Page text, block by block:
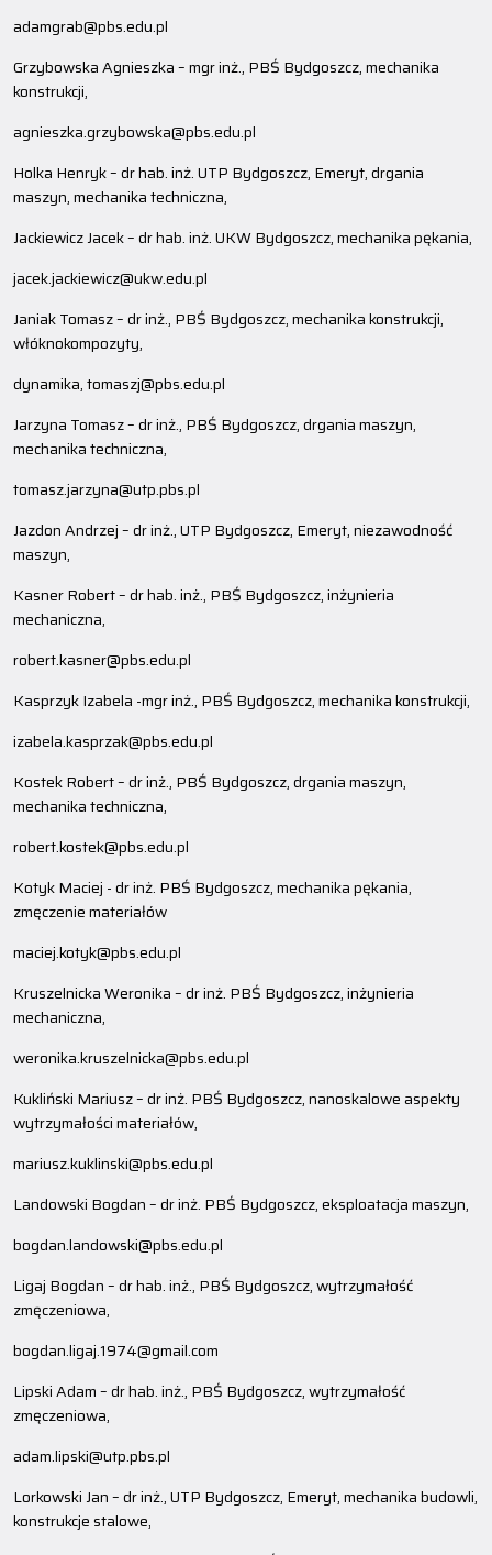
adamgrab@pbs.edu.pl
Grzybowska Agnieszka – mgr inż., PBŚ Bydgoszcz, mechanika
konstrukcji,
agnieszka.grzybowska@pbs.edu.pl
Holka Henryk – dr hab. inż. UTP Bydgoszcz, Emeryt, drgania
maszyn, mechanika techniczna,
Jackiewicz Jacek – dr hab. inż. UKW Bydgoszcz, mechanika pękania,
jacek.jackiewicz@ukw.edu.pl
Janiak Tomasz – dr inż., PBŚ Bydgoszcz, mechanika konstrukcji,
włóknokompozyty,
dynamika, tomaszj@pbs.edu.pl
Jarzyna Tomasz – dr inż., PBŚ Bydgoszcz, drgania maszyn,
mechanika techniczna,
tomasz.jarzyna@utp.pbs.pl
Jazdon Andrzej – dr inż., UTP Bydgoszcz, Emeryt, niezawodność
maszyn,
Kasner Robert – dr hab. inż., PBŚ Bydgoszcz, inżynieria
mechaniczna,
robert.kasner@pbs.edu.pl
Kasprzyk Izabela -mgr inż., PBŚ Bydgoszcz, mechanika konstrukcji,
izabela.kasprzak@pbs.edu.pl
Kostek Robert – dr inż., PBŚ Bydgoszcz, drgania maszyn,
mechanika techniczna,
robert.kostek@pbs.edu.pl
Kotyk Maciej - dr inż. PBŚ Bydgoszcz, mechanika pękania,
zmęczenie materiałów
maciej.kotyk@pbs.edu.pl
Kruszelnicka Weronika – dr inż. PBŚ Bydgoszcz, inżynieria
mechaniczna,
weronika.kruszelnicka@pbs.edu.pl
Kukliński Mariusz – dr inż. PBŚ Bydgoszcz, nanoskalowe aspekty
wytrzymałości materiałów,
mariusz.kuklinski@pbs.edu.pl
Landowski Bogdan – dr inż. PBŚ Bydgoszcz, eksploatacja maszyn,
bogdan.landowski@pbs.edu.pl
Ligaj Bogdan – dr hab. inż., PBŚ Bydgoszcz, wytrzymałość
zmęczeniowa,
bogdan.ligaj.1974@gmail.com
Lipski Adam – dr hab. inż., PBŚ Bydgoszcz, wytrzymałość
zmęczeniowa,
adam.lipski@utp.pbs.pl
Lorkowski Jan – dr inż., UTP Bydgoszcz, Emeryt, mechanika budowli,
konstrukcje stalowe,